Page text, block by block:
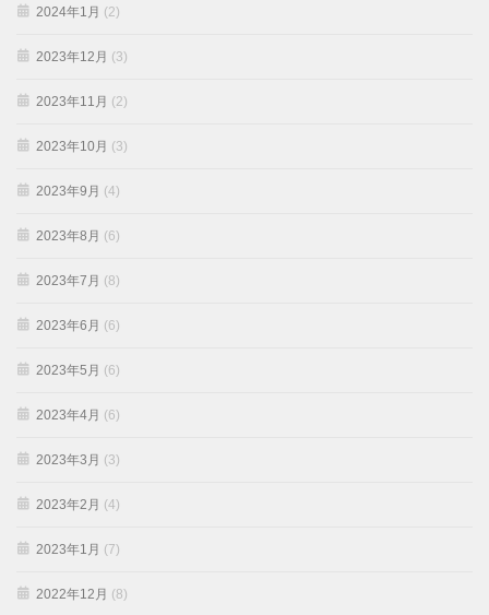
2024年1月 (2)
2023年12月 (3)
2023年11月 (2)
2023年10月 (3)
2023年9月 (4)
2023年8月 (6)
2023年7月 (8)
2023年6月 (6)
2023年5月 (6)
2023年4月 (6)
2023年3月 (3)
2023年2月 (4)
2023年1月 (7)
2022年12月 (8)